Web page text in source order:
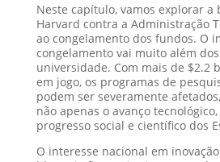
Neste capítulo, vamos explorar
Harvard contra a Administração
ao congelamento dos fundos. O
congelamento vai muito além
universidade. Com mais de $2.2
em jogo, os programas de
podem ser severamente
não apenas o avanço
progresso social e científico dos
O interesse nacional em